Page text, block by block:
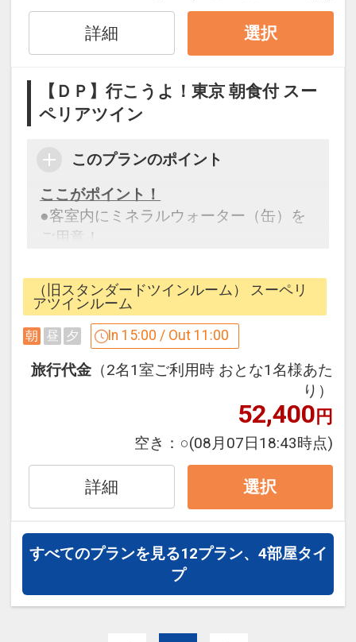
詳細 選択
【ＤＰ】行こうよ！東京 朝食付 スー
ペリアツイン
このプランのポイント
ここがポイント！
●客室内にミネラルウォーター（缶）を
ご用意！
※上記内容は状況により変更となる場合
がございます。
※旅行代金に含まれます。
インターネットコース番号：DP-1-
（旧スタンダードツインルーム） スーペリ
アツインルーム
朝 昼 夕 In 15:00 / Out 11:00
旅行代金 （2名1室ご利用時 おとな1名様あた
り）
52,400円
空き： ○(08月07日18:43時点)
詳細 選択
すべてのプランを見る12プラン、4部屋タイ
プ